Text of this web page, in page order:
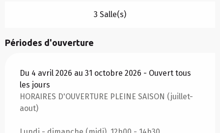
3 Salle(s)
Périodes d'ouverture
Du 4 avril 2026 au 31 octobre 2026 - Ouvert tous
les jours
HORAIRES D'OUVERTURE PLEINE SAISON (juillet-
aout)